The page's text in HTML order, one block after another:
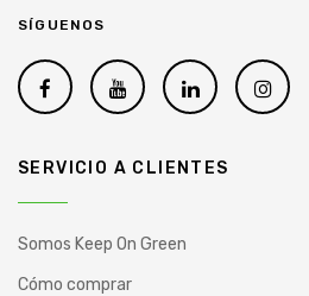
SÍGUENOS
SERVICIO A CLIENTES
Somos Keep On Green
Cómo comprar